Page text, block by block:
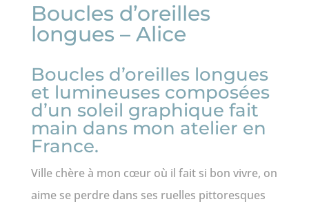
Boucles d’oreilles
longues – Alice
Boucles d’oreilles longues
et lumineuses composées
d’un soleil graphique fait
main dans mon atelier en
France.
Ville chère à mon cœur où il fait si bon vivre, on
aime se perdre dans ses ruelles pittoresques